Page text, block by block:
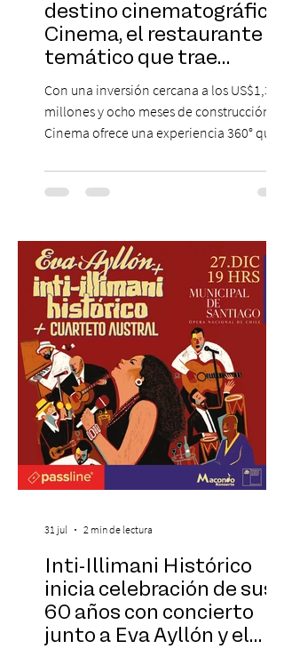
destino cinematográfico:
Cinema, el restaurante
temático que trae
Hollywood a Chile
Con una inversión cercana a los US$1,3
millones y ocho meses de construcción,
Cinema ofrece una experiencia 360° que
cinematográfica y actores en vivo,
recreando algunos de los universos más
una nueva atracción a su oferta
gastronómica y turística con la apertura de
Cinema, un restaurante temático
inspirado en el concepto de un museo de
Hollywood, que promete transportar a sus
visitantes a distintos
Inti-Illimani Histórico
inicia celebración de sus
60 años con concierto
junto a Eva Ayllón y el
31 jul 2 min de lectura